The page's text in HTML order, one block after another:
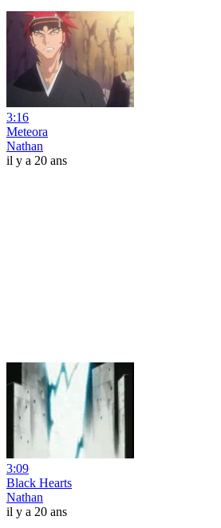
3:16
Meteora
Nathan
il y a 20 ans
3:09
Black Hearts
Nathan
il y a 20 ans